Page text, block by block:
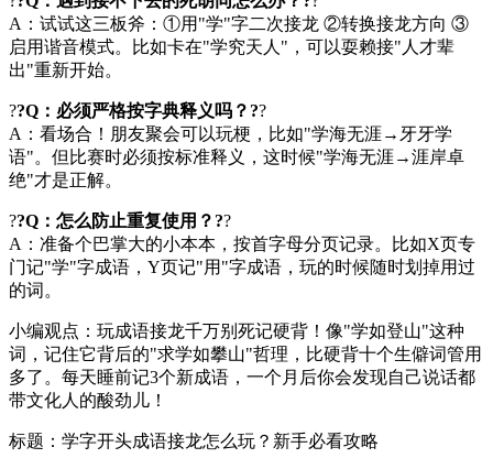
A：试试这三板斧：①用"学"字二次接龙 ②转换接龙方向 ③
启用谐音模式。比如卡在"学究天人"，可以耍赖接"人才辈
出"重新开始。
??Q：必须严格按字典释义吗？??
A：看场合！朋友聚会可以玩梗，比如"学海无涯→牙牙学
语"。但比赛时必须按标准释义，这时候"学海无涯→涯岸卓
绝"才是正解。
??Q：怎么防止重复使用？??
A：准备个巴掌大的小本本，按首字母分页记录。比如X页专
门记"学"字成语，Y页记"用"字成语，玩的时候随时划掉用过
的词。
小编观点：玩成语接龙千万别死记硬背！像"学如登山"这种
词，记住它背后的"求学如攀山"哲理，比硬背十个生僻词管用
多了。每天睡前记3个新成语，一个月后你会发现自己说话都
带文化人的酸劲儿！
标题：学字开头成语接龙怎么玩？新手必看攻略